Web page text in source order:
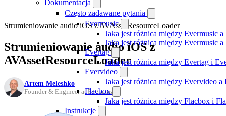
Dokumentacja
Często zadawane pytania
Evermusic
Jaka jest różnica między Evermusic
Jaka jest różnica między Evermusic
Evertag
Jaka jest różnica między Evertag i
Evervideo
Jaka jest różnica między Evervideo a
Flacbox
Jaka jest różnica między Flacbox i
Instrukcje
Strumieniowanie audio iOS z AVAssetResourceLoader
Strumieniowanie audio iOS z
AVAssetResourceLoader
Artem Meleshko
Founder & Engineer at Everappz